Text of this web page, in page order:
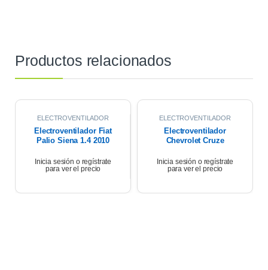
Productos relacionados
ELECTROVENTILADOR
Electroventilador Fiat
Palio Siena 1.4 2010
Inicia sesión o regístrate
para ver el precio
ELECTROVENTILADOR
Electroventilador
Chevrolet Cruze
Inicia sesión o regístrate
para ver el precio